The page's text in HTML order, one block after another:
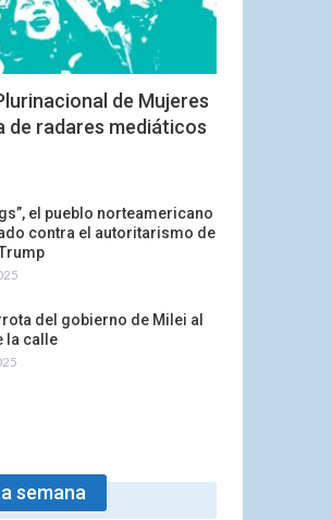
de Mujeres
de radares mediáticos
el pueblo norteamericano
contra el autoritarismo de
del gobierno de Milei al
la calle
semana